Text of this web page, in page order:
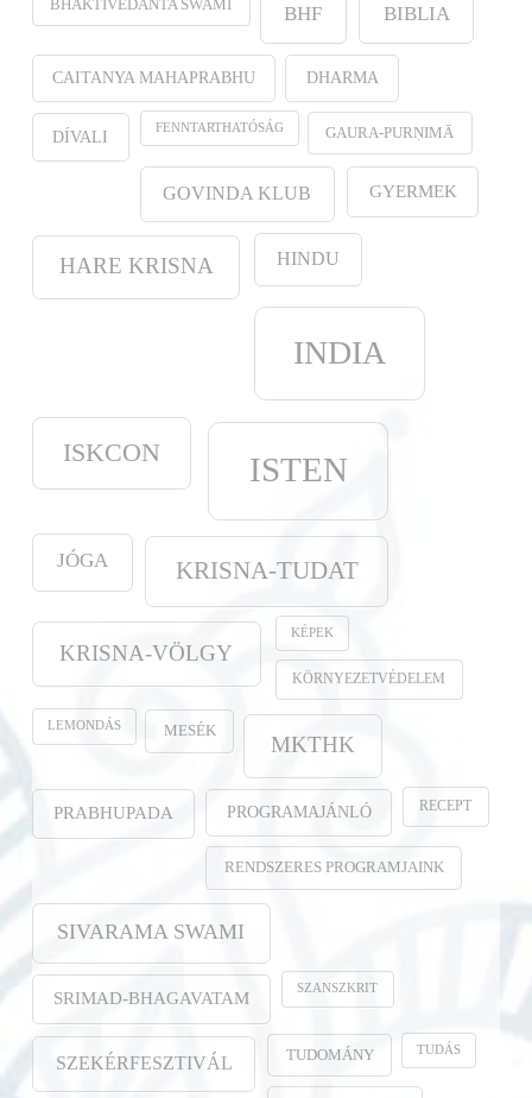
BHAKTIVEDANTA SWAMI BHF BIBLIA
CAITANYA MAHAPRABHU DHARMA
DÍVALI FENNTARTHATÓSÁG GAURA-PURṆIMĀ
GOVINDA KLUB GYERMEK
HARE KRISNA HINDU
INDIA
ISKCON ISTEN
JÓGA KRISNA-TUDAT
KRISNA-VÖLGY
KÉPEK
KÖRNYEZETVÉDELEM
LEMONDÁS MESÉK
MKTHK
PRABHUPADA PROGRAMAJÁNLÓ RECEPT
RENDSZERES PROGRAMJAINK
SIVARAMA SWAMI
SRIMAD-BHAGAVATAM SZANSZKRIT
SZEKÉRFESZTIVÁL TUDOMÁNY TUDÁS